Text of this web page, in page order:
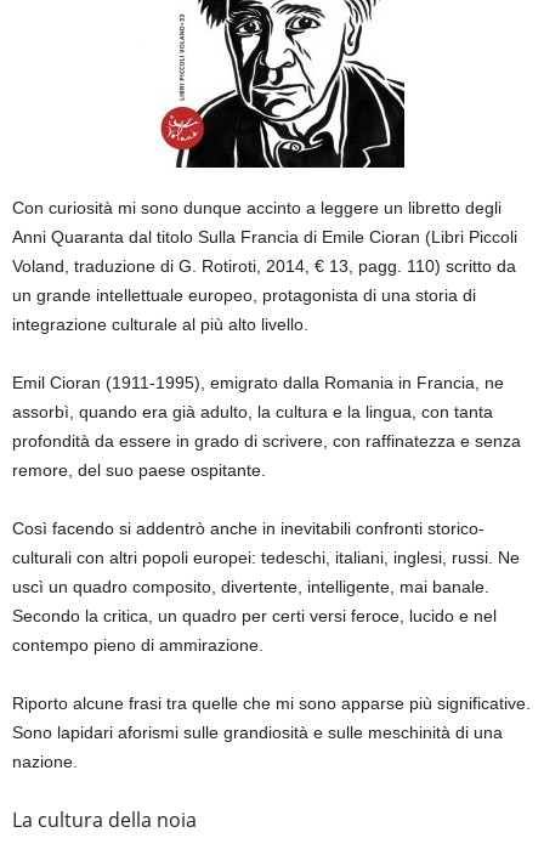
Con curiosità mi sono dunque accinto a leggere un libretto degli
Anni Quaranta dal titolo Sulla Francia di Emile Cioran (Libri Piccoli
Voland, traduzione di G. Rotiroti, 2014, € 13, pagg. 110) scritto da
un grande intellettuale europeo, protagonista di una storia di
integrazione culturale al più alto livello.
Emil Cioran (1911-1995), emigrato dalla Romania in Francia, ne
assorbì, quando era già adulto, la cultura e la lingua, con tanta
profondità da essere in grado di scrivere, con raffinatezza e senza
remore, del suo paese ospitante.
Così facendo si addentrò anche in inevitabili confronti storico-
culturali con altri popoli europei: tedeschi, italiani, inglesi, russi. Ne
uscì un quadro composito, divertente, intelligente, mai banale.
Secondo la critica, un quadro per certi versi feroce, lucido e nel
contempo pieno di ammirazione.
Riporto alcune frasi tra quelle che mi sono apparse più significative.
Sono lapidari aforismi sulle grandiosità e sulle meschinità di una
nazione.
La cultura della noia